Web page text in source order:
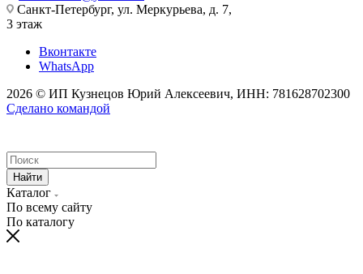
Санкт-Петербург, ул. Меркурьева, д. 7,
3 этаж
Вконтакте
WhatsApp
2026 © ИП Кузнецов Юрий Алексеевич, ИНН: 781628702300
Сделано командой
Найти
Каталог
По всему сайту
По каталогу